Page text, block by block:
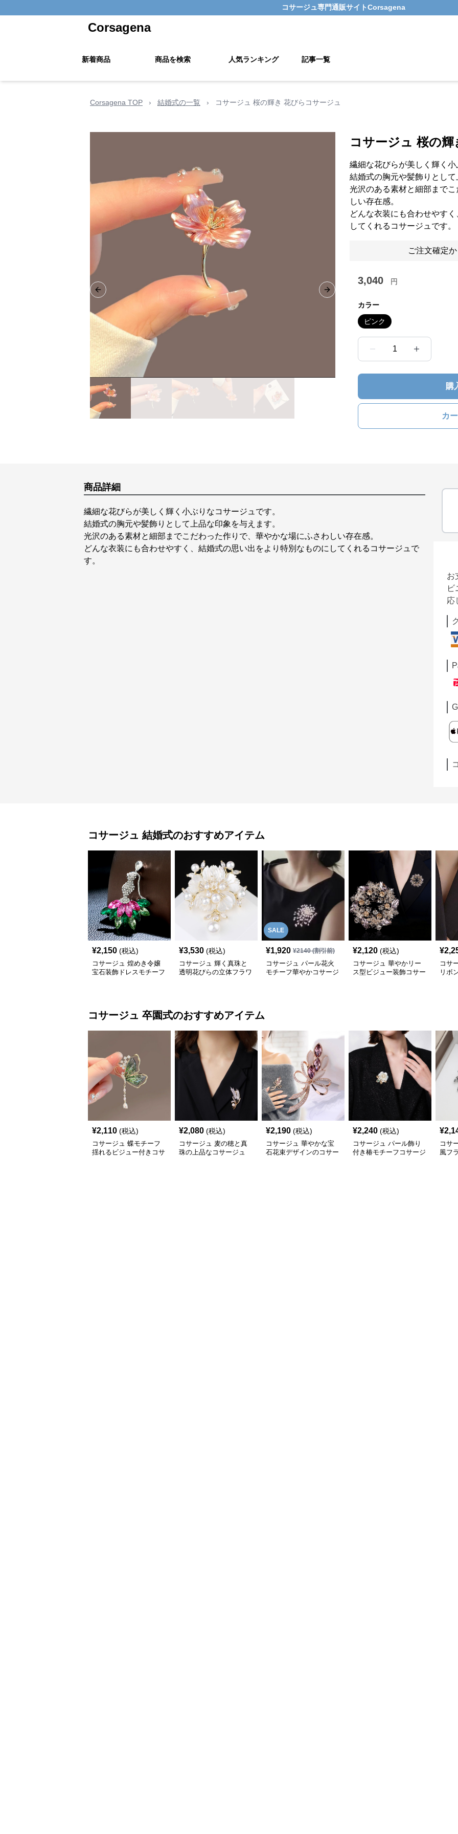
コサージュ専門通販サイトCorsagena
Corsagena
新着商品 商品を検索 人気ランキング 記事一覧
Corsagena TOP › 結婚式の一覧 › コサージュ 桜の輝き 花びらコサージュ
Previous slide Next slide
コサージュ 桜の
繊細な花びらが美しく輝く小
結婚式の胸元や髪飾りとして
光沢のある素材と細部まで
しい存在感。
どんな衣装にも合わせやす
してくれるコサージュです。
ご注文確定
3,040 円
カラー
ピンク
1
購
カ
商品詳細
繊細な花びらが美しく輝く小ぶりなコサージュです。
結婚式の胸元や髪飾りとして上品な印象を与えます。
光沢のある素材と細部までこだわった作りで、華やかな場にふさわしい存在感。
どんな衣装にも合わせやすく、結婚式の思い出をより特別なものにしてくれるコサージュで
す。
お
ビ
応
コサージュ 結婚式のおすすめアイテム
¥2,150 (税込)
コサージュ 煌めき令嬢
宝石装飾ドレスモチーフ
¥3,530 (税込)
コサージュ 輝く真珠と
透明花びらの立体フラワ
SALE
¥1,920 ¥2140(割引前)
コサージュ パール花火
モチーフ華やかコサージ
¥2,120 (税込)
コサージュ 華やかリー
ス型ビジュー装飾コサー
¥
コサ
リボ
コサージュ 卒園式のおすすめアイテム
¥2,110 (税込)
コサージュ 蝶モチーフ
揺れるビジュー付きコサ
¥2,080 (税込)
コサージュ 麦の穂と真
珠の上品なコサージュ
¥2,190 (税込)
コサージュ 華やかな宝
石花束デザインのコサー
¥2,240 (税込)
コサージュ パール飾り
付き椿モチーフコサージ
¥
コサ
風フ